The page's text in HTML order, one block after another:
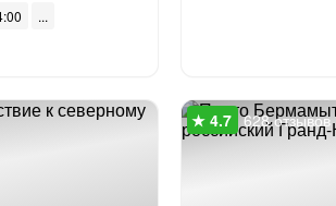
628 отзывов